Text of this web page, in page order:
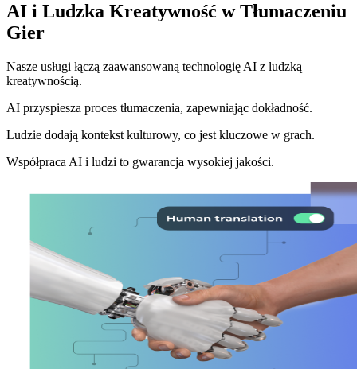
AI i Ludzka Kreatywność w Tłumaczeniu
Gier
Nasze usługi łączą zaawansowaną technologię AI z ludzką
kreatywnością.
AI przyspiesza proces tłumaczenia, zapewniając dokładność.
Ludzie dodają kontekst kulturowy, co jest kluczowe w grach.
Współpraca AI i ludzi to gwarancja wysokiej jakości.